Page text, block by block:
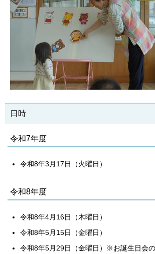
日時
令和7年度
令和8年3月17日（火曜日）
令和8年度
令和8年4月16日（木曜日）
令和8年5月15日（金曜日）
令和8年5月29日（金曜日）※お誕生日会